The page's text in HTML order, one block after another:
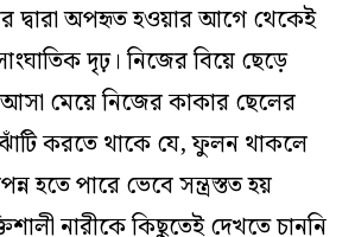
দ্বারা অপহৃত হওয়ার আগে থেকেই
দৃঢ়। নিজের বিয়ে ছেড়ে
মেয়ে নিজের কাকার ছেলের
করতে থাকে যে, ফুলন থাকলে
হতে পারে ভেবে সন্ত্রস্তত হয়
নারীকে কিছুতেই দেখতে চাননি